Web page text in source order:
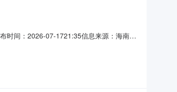
时间：2026-07-1721:35信息来源：海南省
标人(项目业主)为海